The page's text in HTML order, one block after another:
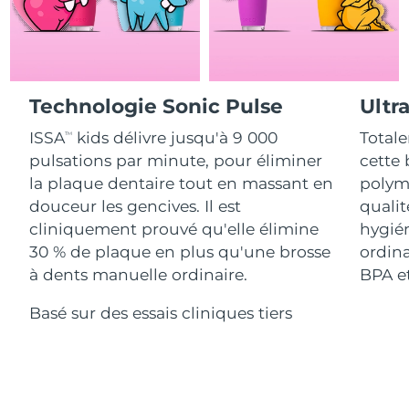
Technologie Sonic Pulse
ISSATM
kids délivre jusqu'à 9 000
pulsations par minute, pour éliminer
la plaque dentaire tout en massant en
douceur les gencives. Il est
cliniquement prouvé qu'elle élimine
30 % de plaque en plus qu'une brosse
à dents manuelle ordinaire.
Basé sur des essais cliniques tiers
cette
BPA
For healthy hair
18% PAP
Cosmétiques Hommes
Acheter tout
FOREO APP
À PROPROS
Israël Livraison estimée8/13/26
Japon Livraison estimée 8/12/26
Jersey
Kazakhstan Livraison estimée 8/11/26
Koweït Livraison estimée 8/9/26
Lettonie Livraison estimée 8/9/26
Liban Livraison estimée